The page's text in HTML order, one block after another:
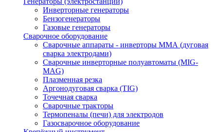
Инверторные генераторы
Бензогенераторы
Газовые генераторы
Сварочное оборудование
Сварочные аппараты - инверторы ММА (дуговая
сварка электродами)
Сварочные инверторные полуавтоматы (MIG-
MAG)
Плазменная резка
Аргонодуговая сварка (TIG)
Точечная сварка
Сварочные тракторы
Термопеналы (печи) для электродов
Газосварочное оборудование